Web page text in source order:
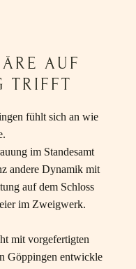
AUF
TRIFFT
fühlt sich an wie
im Standesamt
andere Dynamik mit
auf dem Schloss
im Zweigwerk.
mit vorgefertigten
Göppingen entwickle